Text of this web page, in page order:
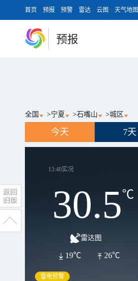
首页 预报 预警 雷达 云图 天气地图
预报
全国 >宁夏 >石嘴山 >城区
今天 7天
13:40实况
30.5℃
雷达图
26℃
19℃
雷电预警